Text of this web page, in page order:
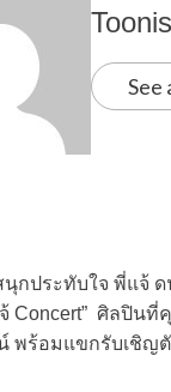
See
นุกประทับใจ พี่แจ้
Concert” ศิลปิน
พร้อมแขกรับเชิญตั